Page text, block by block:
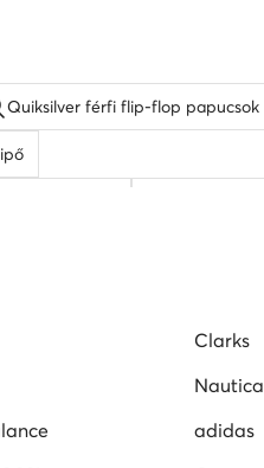
Quiksilver férfi flip-flop papucsok
Clarks
Nautica
adidas